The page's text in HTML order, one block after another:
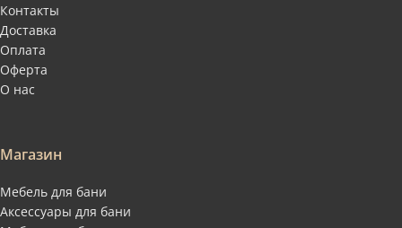
Контакты
Доставка
Оплата
Оферта
О нас
Магазин
Мебель для бани
Аксессуары для бани